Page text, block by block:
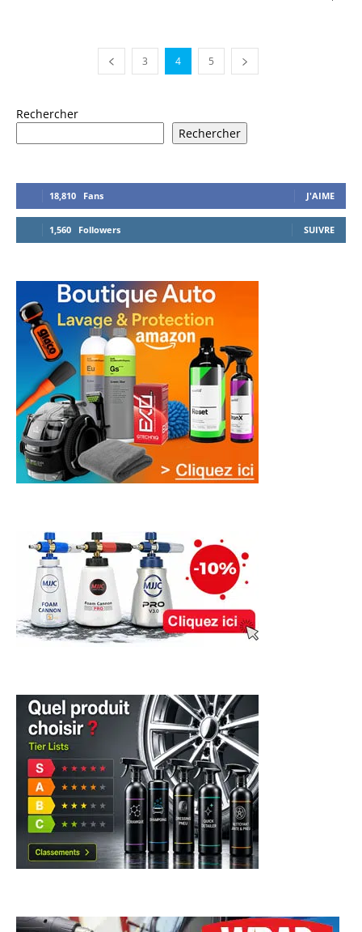
3 4 5
Rechercher
Rechercher
18,810 Fans J'AIME
1,560 Followers SUIVRE